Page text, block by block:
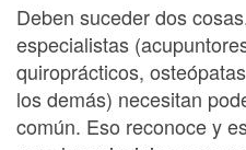
Deben suceder dos
especialistas
quiroprácticos,
los demás) necesitan
común. Eso reconoce y